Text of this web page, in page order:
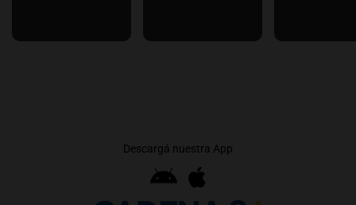
Descargá nuestra App